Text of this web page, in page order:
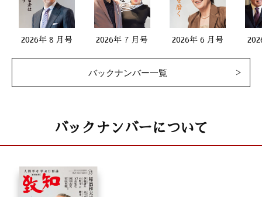
2026年 8 月号 2026年 7 月号 2026年 6 月号
バックナンバー一覧
バックナンバーについて